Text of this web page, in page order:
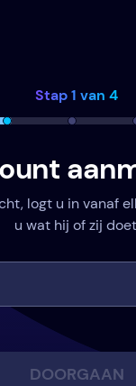
Stap 1 van 4
logt u in vanaf
u wat hij of zij
DOORGAAN